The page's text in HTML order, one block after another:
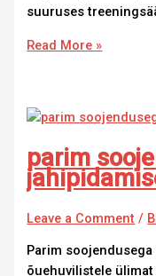
suuruses
Read More »
parim
Leave a Comment /
Parim
õuehuvilistele